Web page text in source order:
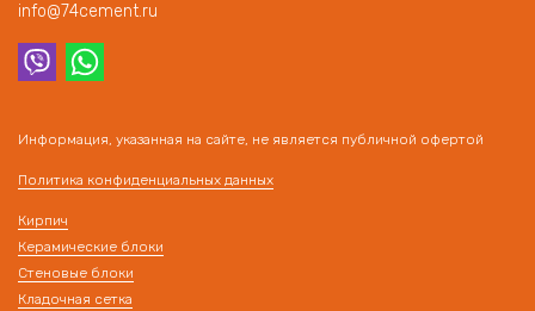
info@74cement.ru
Информация, указанная на сайте, не является публичной офертой
Политика конфиденциальных данных
Кирпич
Керамические блоки
Стеновые блоки
Кладочная сетка